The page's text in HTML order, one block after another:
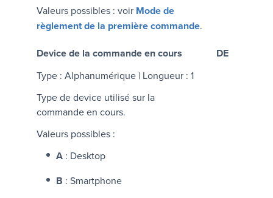
Valeurs possibles : voir Mode de
règlement de la première commande.
Device de la commande en cours
Type : Alphanumérique | Longueur : 1
Type de device utilisé sur la
commande en cours.
Valeurs possibles :
A : Desktop
B : Smartphone
DE